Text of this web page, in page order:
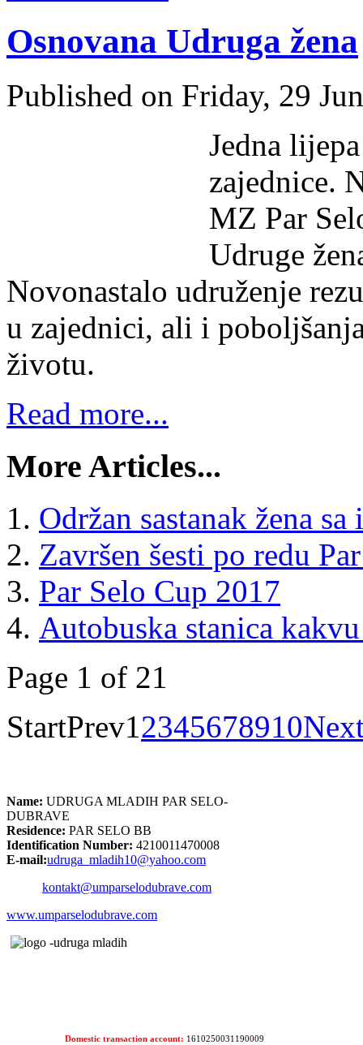
Osnovana Udruga žena
Published on Friday, 29
Jedna
zajednice.
MZ Par
Udruge
Novonastalo udruženje
u zajednici, ali i
životu.
Read more...
More Articles...
Održan sastanak žena
Završen šesti po redu
Par Selo Cup 2017
Autobuska stanica
Page 1 of 21
StartPrev12345678910
Name: UDRUGA MLADIH PAR SELO-
DUBRAVE
Residence: PAR SELO BB
Identification Number: 4210011470008
E-mail:udruga_mladih10@yahoo.com
kontakt@umparselodubrave.com
www.umparselodubrave.com
Domestic transaction account: 1610250031190009